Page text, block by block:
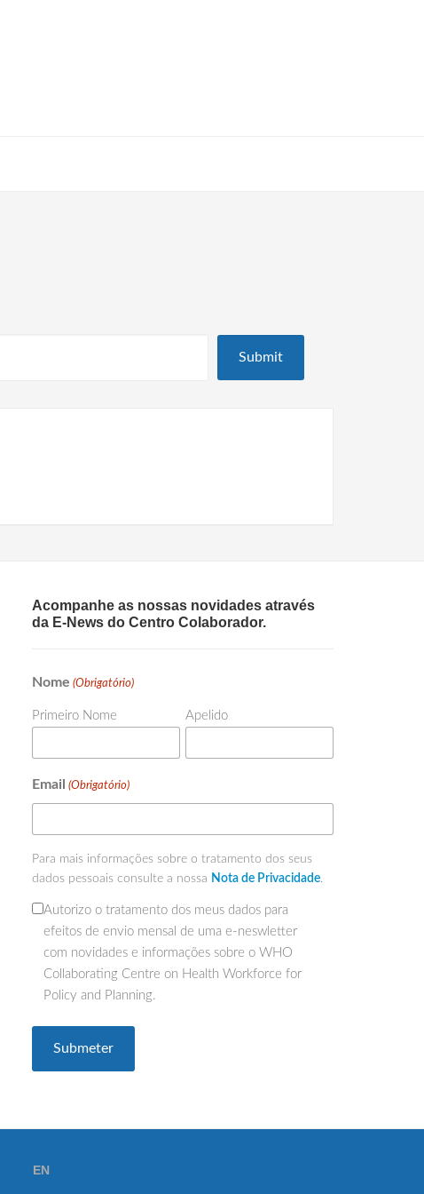
Acompanhe as nossas novidades através
da E-News do Centro Colaborador.
Nome (Obrigatório)
Primeiro Nome Apelido
Email (Obrigatório)
Para mais informações sobre o tratamento dos seus
dados pessoais consulte a nossa Nota de Privacidade.
(Obrigatório)
Autorizo o tratamento dos meus dados para
efeitos de envio mensal de uma e-neswletter
com novidades e informações sobre o WHO
Collaborating Centre on Health Workforce for
Policy and Planning.
EN